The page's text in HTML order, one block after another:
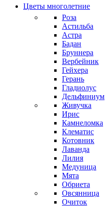
Цветы многолетние
Роза
Астильба
Астра
Бадан
Бруннера
Вербейник
Гейхера
Герань
Гладиолус
Дельфиниум
Живучка
Ирис
Камнеломка
Клематис
Котовник
Лаванда
Лилия
Медуница
Мята
Обриета
Овсянница
Очиток